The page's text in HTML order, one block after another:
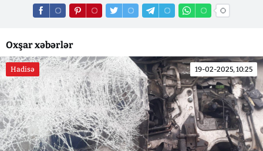
Oxşar xəbərlər
Hadisə 19-02-2025, 10:25